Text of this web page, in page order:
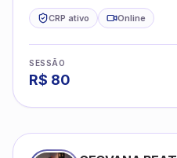
CRP ativo Online
SESSÃO
R$ 80